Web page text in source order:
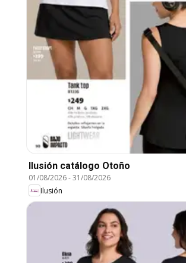
Ilusión catálogo Otoño
01/08/2026-31/08/2026
Ilusión